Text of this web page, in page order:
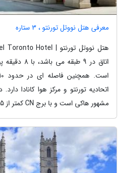
معرفی هتل نووتل تورنتو ، 3 ستاره
اتاق در 9
مشهور هاکی است و با برج CN کمتر از 1.5 کیلومتر فاصله...